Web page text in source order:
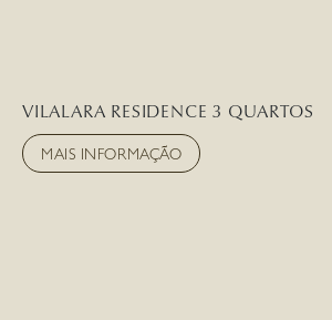
VILALARA RESIDENCE 3 QUARTOS
MAIS INFORMAÇÃO